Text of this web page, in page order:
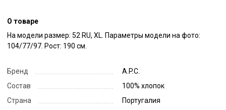
О товаре
На модели размер: 52 RU, XL. Параметры модели на фото:
104/77/97. Рост: 190 см.
Бренд
A.P.C.
Состав
100% хлопок
Страна
Португалия